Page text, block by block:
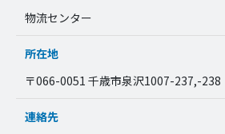
物流センター
所在地
〒066-0051 千歳市泉沢1007-237,-238
連絡先